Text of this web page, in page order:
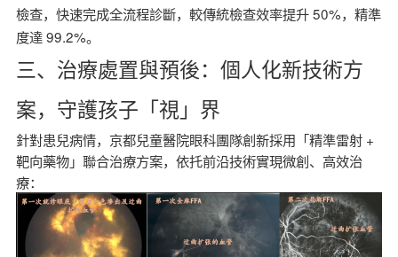
檢查，快速完成全流程診斷，較傳統檢查效率提升50%，精準
度達99.2%。
三、治療處置與預後：個人化新技術方
案，守護孩子「視」界
針對患兒病情，京都兒童醫院眼科團隊創新採用「精準雷射 +
靶向藥物」聯合治療方案，依托前沿技術實現微創、高效治
療：